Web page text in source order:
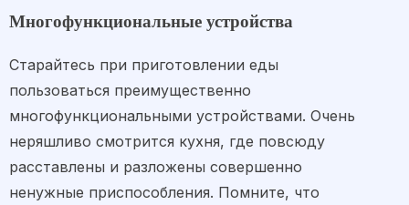
Многофункциональные устройства
Старайтесь при приготовлении еды
пользоваться преимущественно
многофункциональными устройствами. Очень
неряшливо смотрится кухня, где повсюду
расставлены и разложены совершенно
ненужные приспособления. Помните, что